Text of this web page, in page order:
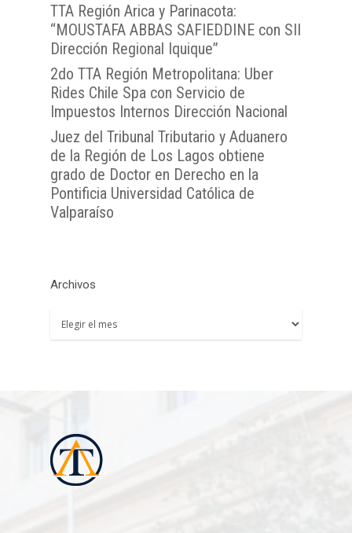
TTA Región Arica y Parinacota:
“MOUSTAFA ABBAS SAFIEDDINE con SII
Dirección Regional Iquique”
2do TTA Región Metropolitana: Uber
Rides Chile Spa con Servicio de
Impuestos Internos Dirección Nacional
Juez del Tribunal Tributario y Aduanero
de la Región de Los Lagos obtiene
grado de Doctor en Derecho en la
Pontificia Universidad Católica de
Valparaíso
Archivos
Archivos